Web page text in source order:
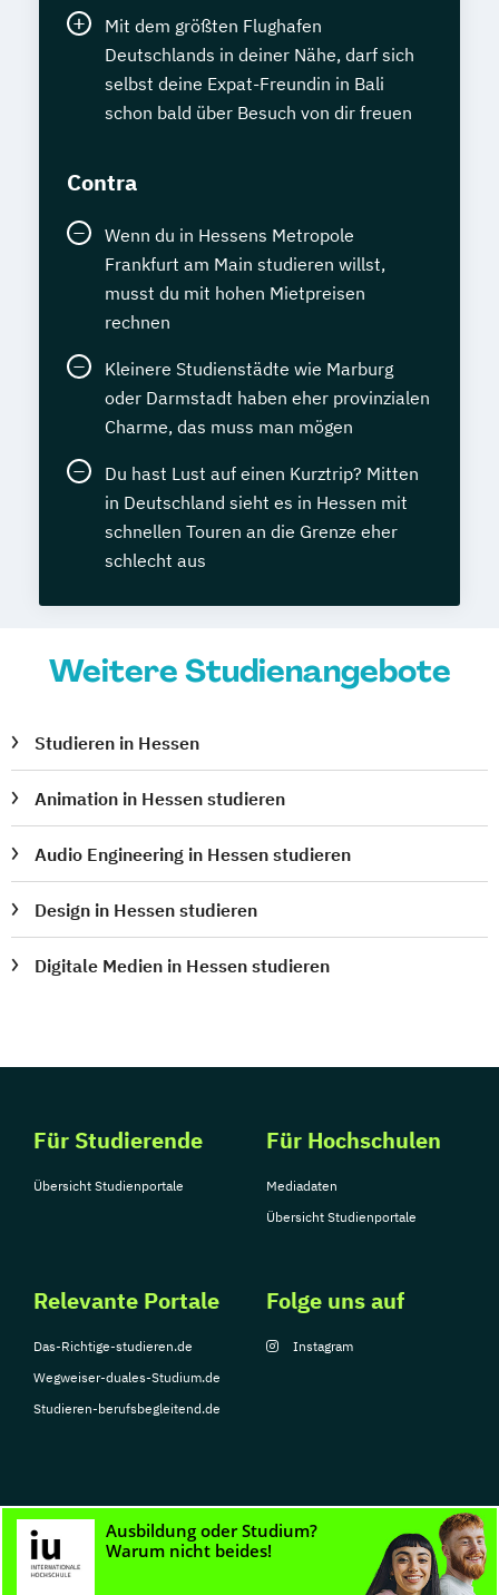
Mit dem größten Flughafen
Deutschlands in deiner Nähe, darf sich
selbst deine Expat-Freundin in Bali
schon bald über Besuch von dir freuen
Contra
Wenn du in Hessens Metropole
Frankfurt am Main studieren willst,
musst du mit hohen Mietpreisen
rechnen
Kleinere Studienstädte wie Marburg
oder Darmstadt haben eher provinzialen
Charme, das muss man mögen
Du hast Lust auf einen Kurztrip? Mitten
in Deutschland sieht es in Hessen mit
schnellen Touren an die Grenze eher
schlecht aus
Weitere Studienangebote
Studieren in Hessen
Animation in Hessen studieren
Audio Engineering in Hessen studieren
Design in Hessen studieren
Digitale Medien in Hessen studieren
Für Studierende
Übersicht Studienportale
Für Hochschulen
Mediadaten
Übersicht Studienportale
Relevante Portale
Das-Richtige-studieren.de
Wegweiser-duales-Studium.de
Studieren-berufsbegleitend.de
Folge uns auf
Instagram
© Copyright 2026, TarGroup Media GmbH
Nutzungsbedingungen